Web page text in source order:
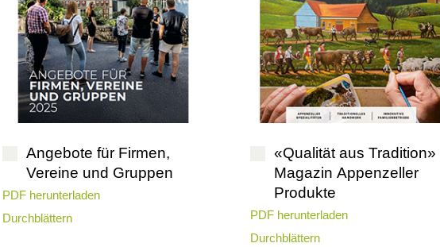
Angebote für Firmen,
Vereine und Gruppen
PDF herunterladen
Durchblättern
«Qualität aus Tradition»
Magazin Appenzeller
Produkte
PDF herunterladen
Durchblättern